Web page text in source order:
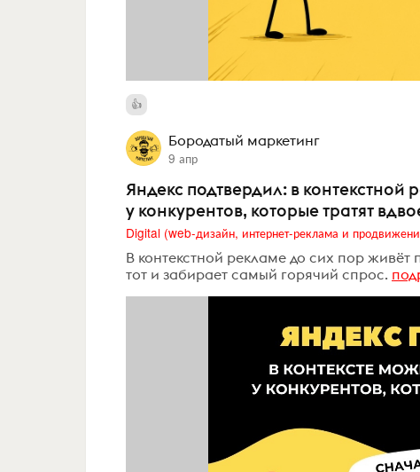
Бородатый маркетинг
9 апр
Яндекс подтвердил: в
у конкурентов, которые тратят
В контекстной рекламе до сих пор живёт
тот и забирает самый горячий спрос.